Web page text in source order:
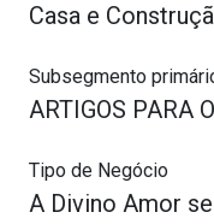
Casa e
Subsegmento
ARTIGOS PARA
Tipo de Negócio
A Divino Amor